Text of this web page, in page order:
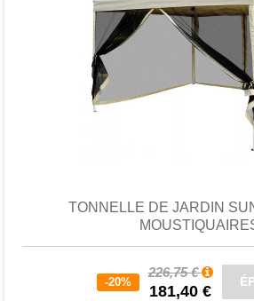
TONNELLE DE JARDIN
-20%
226,75 €
181,40 €